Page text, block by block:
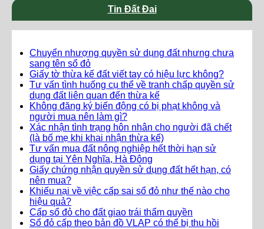
Tin Đất Đai
Chuyển nhượng quyền sử dụng đất nhưng chưa
sang tên sổ đỏ
Giấy tờ thừa kế đất viết tay có hiệu lực không?
Tư vấn tình huống cụ thể về tranh chấp quyền sử
dụng đất liên quan đến thừa kế
Không đăng ký biến động có bị phạt không và
người mua nên làm gì?
Xác nhận tình trạng hôn nhân cho người đã chết
(là bố mẹ khi khai nhận thừa kế)
Tư vấn mua đất nông nghiệp hết thời hạn sử
dụng tại Yên Nghĩa, Hà Đông
Giấy chứng nhận quyền sử dụng đất hết hạn, có
nên mua?
Khiếu nại về việc cấp sai sổ đỏ như thế nào cho
hiệu quả?
Cấp sổ đỏ cho đất giao trái thẩm quyền
Sổ đỏ cấp theo bản đồ VLAP có thể bị thu hồi